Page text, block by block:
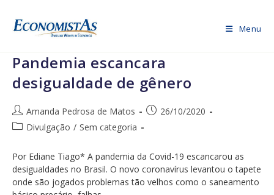
para
Menu
Pandemia escancara
desigualdade de gênero
Autor
do
Amanda Pedrosa de Matos
Post26/10/2020
Categoria
post:
Divulgação / Sem categoria
Por Ediane Tiago* A pandemia da Covid-19 escancarou as
desigualdades no Brasil. O novo coronavírus levantou o tapete
onde são jogados problemas tão velhos como o saneamento